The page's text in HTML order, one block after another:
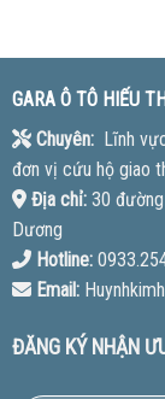
GARA Ô TÔ HIẾU
Chuyên:Lĩnh vực
đơn vị cứu hộ giao
Địa chỉ:30 đường
Dương
Hotline:
Email:
ĐĂNG KÝ NHẬN